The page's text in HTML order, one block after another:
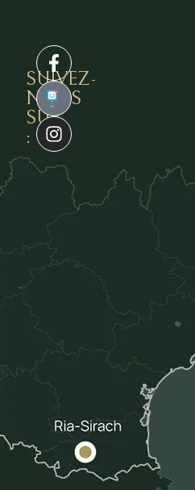
SUIVEZ-
NOUS
SUR
:
1